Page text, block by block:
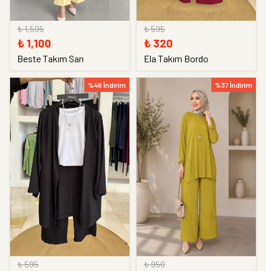
₺ 1,595
₺ 1,100
Beste Takım Sarı
₺ 595
₺ 320
Ela Takım Bordo
%46 İndirim
₺ 595
%37 İndirim
₺ 950